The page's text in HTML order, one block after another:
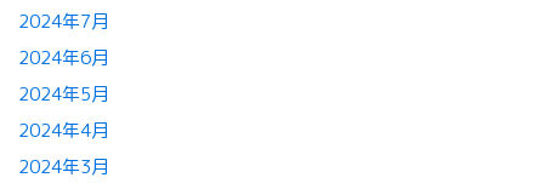
2024年7月
2024年6月
2024年5月
2024年4月
2024年3月